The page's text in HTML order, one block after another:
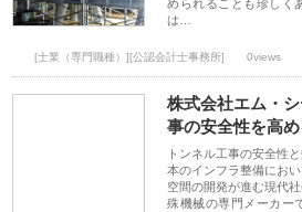
められることも珍しく
は…
[士業（専門職種）][公認会計士事務所] 0views
株式会社エム・
事の安全性を高
トンネル工事の安全性
本のインフラ整備にお
空間の開発が進む現代
殊機械の専門メーカー